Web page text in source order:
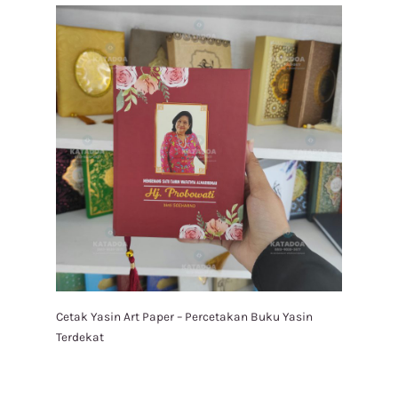
Cetak Yasin Art Paper – Percetakan Buku Yasin
Terdekat